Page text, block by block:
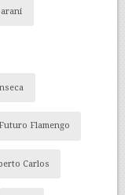
Flamengo
Carlos